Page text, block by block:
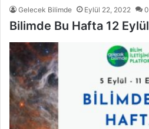
Gelecek Bilimde Eylül 22, 2022 0
Bilimde Bu Hafta 12